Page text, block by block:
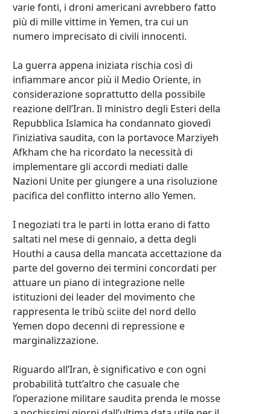
varie fonti, i droni americani avrebbero fatto
più di mille vittime in Yemen, tra cui un
numero imprecisato di civili innocenti.
La guerra appena iniziata rischia così di
infiammare ancor più il Medio Oriente, in
considerazione soprattutto della possibile
reazione dell’Iran. Il ministro degli Esteri della
Repubblica Islamica ha condannato giovedì
l’iniziativa saudita, con la portavoce Marziyeh
Afkham che ha ricordato la necessità di
implementare gli accordi mediati dalle
Nazioni Unite per giungere a una risoluzione
pacifica del conflitto interno allo Yemen.
I negoziati tra le parti in lotta erano di fatto
saltati nel mese di gennaio, a detta degli
Houthi a causa della mancata accettazione da
parte del governo dei termini concordati per
attuare un piano di integrazione nelle
istituzioni dei leader del movimento che
rappresenta le tribù sciite del nord dello
Yemen dopo decenni di repressione e
marginalizzazione.
Riguardo all’Iran, è significativo e con ogni
probabilità tutt’altro che casuale che
l’operazione militare saudita prenda le mosse